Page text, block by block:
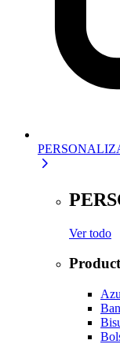
Ver todo